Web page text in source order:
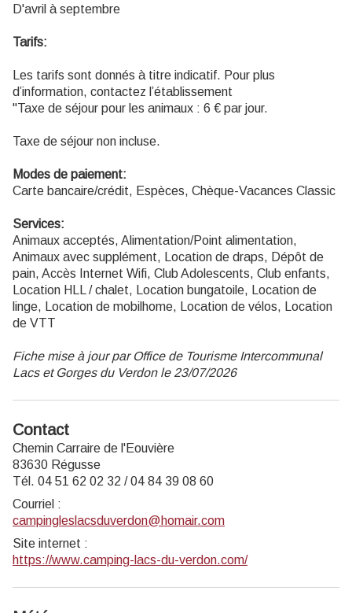
D'avril à septembre
Tarifs:
Les tarifs sont donnés à titre indicatif. Pour plus
d’information, contactez l’établissement
"Taxe de séjour pour les animaux : 6 € par jour.
Taxe de séjour non incluse.
Modes de paiement:
Carte bancaire/crédit, Espèces, Chèque-Vacances Classic
Services:
Animaux acceptés, Alimentation/Point alimentation,
Animaux avec supplément, Location de draps, Dépôt de
pain, Accès Internet Wifi, Club Adolescents, Club enfants,
Location HLL / chalet, Location bungatoile, Location de
linge, Location de mobilhome, Location de vélos, Location
de VTT
Fiche mise à jour par Office de Tourisme Intercommunal
Lacs et Gorges du Verdon le 23/07/2026
Contact
Chemin Carraire de l'Eouvière
83630 Régusse
Tél. 04 51 62 02 32 / 04 84 39 08 60
Courriel :
campingleslacsduverdon@homair.com
Site internet :
https://www.camping-lacs-du-verdon.com/